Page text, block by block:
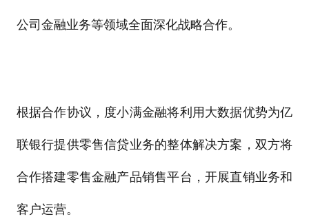
公司金融业务等领域全面深化战略合作。
根据合作协议，度小满金融将利用大数据优势为亿
联银行提供零售信贷业务的整体解决方案，双方将
合作搭建零售金融产品销售平台，开展直销业务和
客户运营。